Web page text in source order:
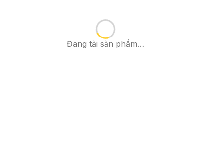
Đang tải sản phẩm…